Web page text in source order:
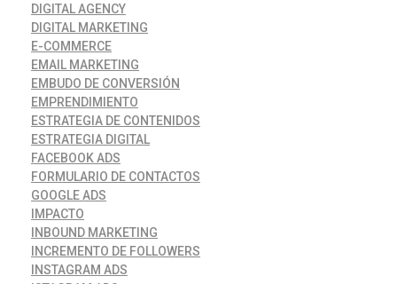
DIGITAL AGENCY
DIGITAL MARKETING
E-COMMERCE
EMAIL MARKETING
EMBUDO DE CONVERSIÓN
EMPRENDIMIENTO
ESTRATEGIA DE CONTENIDOS
ESTRATEGIA DIGITAL
FACEBOOK ADS
FORMULARIO DE CONTACTOS
GOOGLE ADS
IMPACTO
INBOUND MARKETING
INCREMENTO DE FOLLOWERS
INSTAGRAM ADS